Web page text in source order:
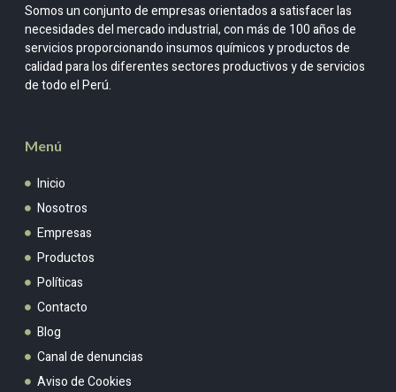
Somos un conjunto de empresas orientados a satisfacer las
necesidades del mercado industrial, con más de 100 años de
servicios proporcionando insumos químicos y productos de
calidad para los diferentes sectores productivos y de servicios
de todo el Perú.
Menú
Inicio
Nosotros
Empresas
Productos
Políticas
Contacto
Blog
Canal de denuncias
Aviso de Cookies